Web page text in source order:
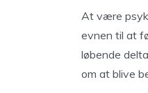
At være
evnen til at
løbende
om at blive